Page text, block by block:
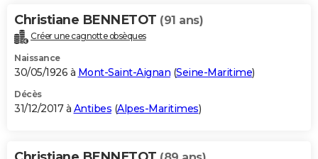
Christiane BENNETOT (91 ans)
Créer une cagnotte obsèques
Naissance
30/05/1926 à Mont-Saint-Aignan (Seine-Maritime)
Décès
31/12/2017 à Antibes (Alpes-Maritimes)